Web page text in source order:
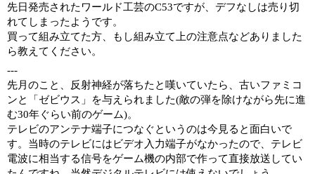
先日発売されたワールド工芸のC53ですが、デフなしは売り切
れてしまったようです。
買って組み立てた方、もし組み立て上の注意点などありました
ら教えてください。
---
先月のこと、反射神経が落ちたと嘆いていたら、古いファミコ
ンと「ゼビウス」を与えられました(敵の弾を除けながら先に進
む30年ぐらい前のゲーム)。
テレビのアンテナ端子につなぐというのは今見ると面白いで
す。当時のテレビにはビデオ入力端子がなかったので、テレビ
電波に相当する信号をゲーム機の内部で作って直接放送してい